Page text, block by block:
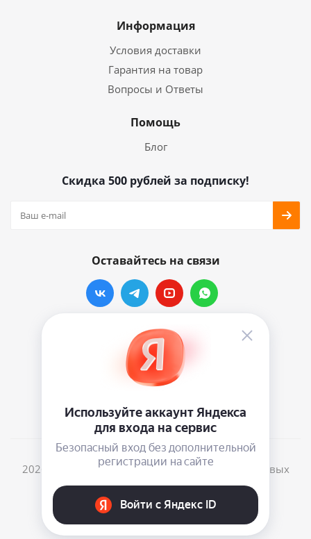
Информация
Условия доставки
Гарантия на товар
Вопросы и Ответы
Помощь
Блог
Скидка 500 рублей за подписку!
Оставайтесь на связи
Наши контакты
info@vinylmarkt.ru
2026 © Винилмаркт - интернет-магазин виниловых
пластинок